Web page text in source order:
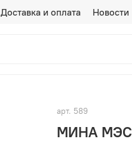
Доставка и оплата Новости
арт. 589
МИНА МЭС